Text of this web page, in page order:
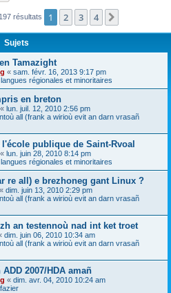
c
résultats 1 2 3 4
Sujets
Tamazight
« sam. févr. 16, 2013 9:17 pm
régionales et minoritaires
en breton
« lun. juil. 12, 2010 2:56 pm
all (frank a wirioù evit an darn vrasañ
publique de Saint-Rvoal
« lun. juin 28, 2010 8:14 pm
régionales et minoritaires
re all) e brezhoneg gant Linux ?
« dim. juin 13, 2010 2:29 pm
all (frank a wirioù evit an darn vrasañ
an testennoù nad int ket troet
dim. juin 06, 2010 10:34 am
all (frank a wirioù evit an darn vrasañ
2007/HDA amañ
« dim. avr. 04, 2010 10:24 am